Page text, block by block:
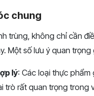
chung
trùng, không chỉ cần
Một số lưu ý quan
lý: Các loại thực phẩm
trò rất quan trọng